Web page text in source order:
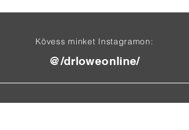
Kövess minket Instagramon:
@/drloweonline/
Találj meg minket